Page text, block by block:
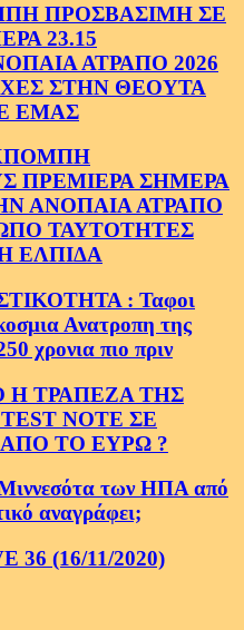
ΠΡΟΣΒΑΣΙΜΗ ΣΕ
23.15
ΑΤΡΑΠΟ 2026
ΣΤΗΝ ΘΕΟΥΤΑ
ΕΜΑΣ
ΠΡΕΜΙΕΡΑ ΣΗΜΕΡΑ
ΑΝΟΠΑΙΑ ΑΤΡΑΠΟ
ΤΑΥΤΟΤΗΤΕΣ
ΕΛΠΙΔΑ
: Ταφοι
Ανατροπη της
χρονια πιο πριν
Η ΤΡΑΠΕΖΑ ΤΗΣ
NOTE ΣΕ
ΤΟ ΕΥΡΩ ?
των ΗΠΑ από
αναγράφει;
(16/11/2020)